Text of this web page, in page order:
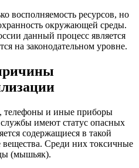
восполняемость ресурсов, но
окружающей среды.
данный процесс является
на законодательном уровне.
телефоны и иные приборы
имеют статус опасных
содержащиеся в такой
вещества. Среди них токсичные
(мышьяк).